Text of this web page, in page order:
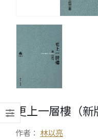
更上一層樓（新
作者： 林以亮